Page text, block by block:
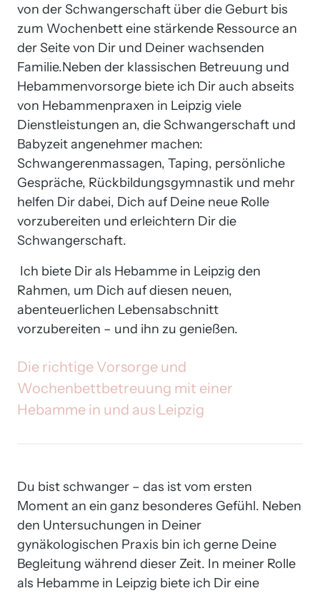
von der Schwangerschaft über die Geburt bis
zum Wochenbett eine stärkende Ressource an
der Seite von Dir und Deiner wachsenden
Familie.Neben der klassischen Betreuung und
Hebammenvorsorge biete ich Dir auch abseits
von Hebammenpraxen in Leipzig viele
Dienstleistungen an, die Schwangerschaft und
Babyzeit angenehmer machen:
Schwangerenmassagen, Taping, persönliche
Gespräche, Rückbildungsgymnastik und mehr
helfen Dir dabei, Dich auf Deine neue Rolle
vorzubereiten und erleichtern Dir die
Schwangerschaft.
Rahmen, um Dich auf diesen neuen,
abenteuerlichen Lebensabschnitt
vorzubereiten – und ihn zu genießen.
Die richtige Vorsorge
Wochenbettbetreuung mit
Hebamme in und aus Leipzig
Du bist schwanger – das ist vom ersten
Moment an ein ganz besonderes Gefühl. Neben
den Untersuchungen in Deiner
gynäkologischen Praxis bin ich gerne Deine
Begleitung während dieser Zeit. In meiner Rolle
als Hebamme in Leipzig biete ich Dir eine